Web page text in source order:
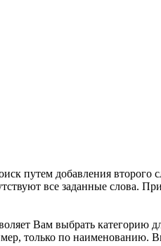
путем добавления
все заданные слова.
Вам выбрать категорию
только по наименованию.